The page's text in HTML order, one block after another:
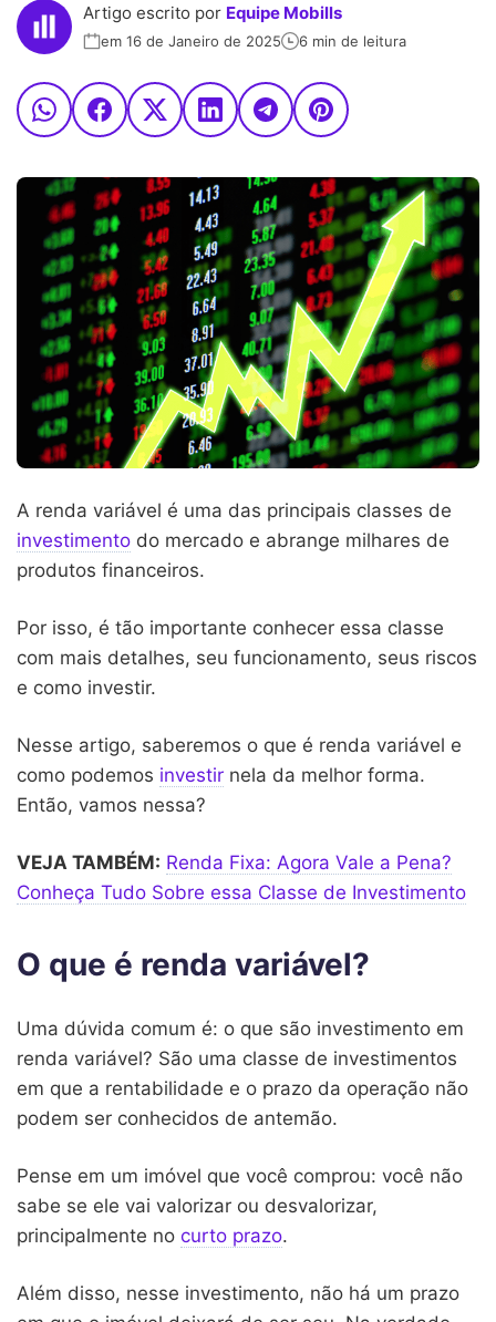
Artigo escrito por Equipe Mobills
em 16 de Janeiro de 2025 6 min de leitura
A renda variável é uma das principais classes de
investimento do mercado e abrange milhares de
produtos financeiros.
Por isso, é tão importante conhecer essa classe
com mais detalhes, seu funcionamento, seus riscos
e como investir.
Nesse artigo, saberemos o que é renda variável e
como podemos investir nela da melhor forma.
Então, vamos nessa?
VEJA TAMBÉM: Renda Fixa: Agora Vale a Pena?
Conheça Tudo Sobre essa Classe de Investimento
O que é renda variável?
Uma dúvida comum é: o que são investimento em
renda variável? São uma classe de investimentos
em que a rentabilidade e o prazo da operação não
podem ser conhecidos de antemão.
Pense em um imóvel que você comprou: você não
sabe se ele vai valorizar ou desvalorizar,
principalmente no curto prazo.
Além disso, nesse investimento, não há um prazo